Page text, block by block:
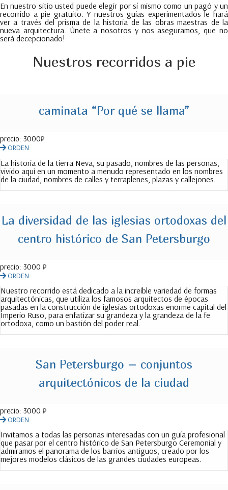
En nuestro sitio usted puede elegir por sí mismo como un pagó y un
recorrido a pie gratuito. Y nuestros guías experimentados le hará
ver a través del prisma de la historia de las obras maestras de la
nueva arquitectura. Únete a nosotros y nos aseguramos, que no
será decepcionado!
Nuestros recorridos a pie
caminata “Por qué se llama”
precio: 3000₽
ORDEN
La historia de la tierra Neva, su pasado, nombres de las personas,
vivido aquí en un momento a menudo representado en los nombres
de la ciudad, nombres de calles y terraplenes, plazas y callejones.
La diversidad de las iglesias ortodoxas del
centro histórico de San Petersburgo
precio: 3000 ₽
ORDEN
Nuestro recorrido está dedicado a la increíble variedad de formas
arquitectónicas, que utiliza los famosos arquitectos de épocas
pasadas en la construcción de iglesias ortodoxas enorme capital del
Imperio Ruso, para enfatizar su grandeza y la grandeza de la fe
ortodoxa, como un bastión del poder real.
San Petersburgo – conjuntos
arquitectónicos de la ciudad
precio: 3000 ₽
ORDEN
Invitamos a todas las personas interesadas con un guía profesional
que pasar por el centro histórico de San Petersburgo Ceremonial y
admiramos el panorama de los barrios antiguos, creado por los
mejores modelos clásicos de las grandes ciudades europeas.